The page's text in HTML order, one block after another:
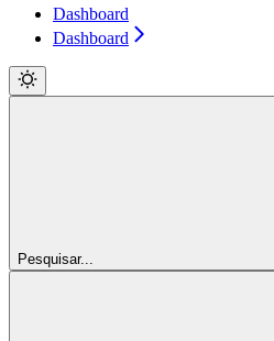
Dashboard
Dashboard
Pesquisar...